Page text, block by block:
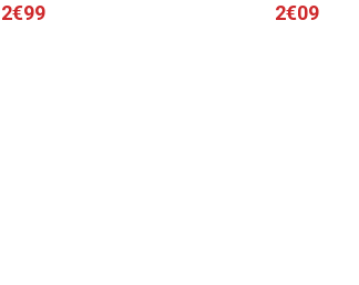
2€99 2€09